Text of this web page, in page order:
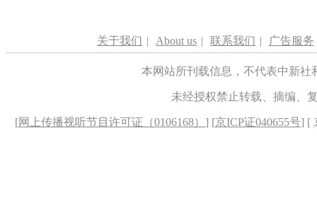
关于我们 | About us | 联系我们 | 广告服务
本网站所刊载信息，不代表中新
未经授权禁止转载、摘编、
[网上传播视听节目许可证（0106168） ] [京ICP证040655号] [